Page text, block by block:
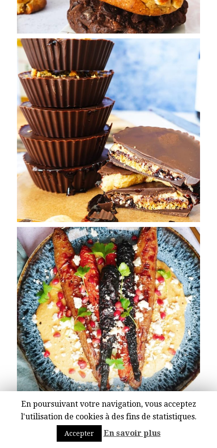
Follow on Instagram
En poursuivant votre navigation, vous acceptez
l'utilisation de cookies à des fins de statistiques.
Accepter En savoir plus